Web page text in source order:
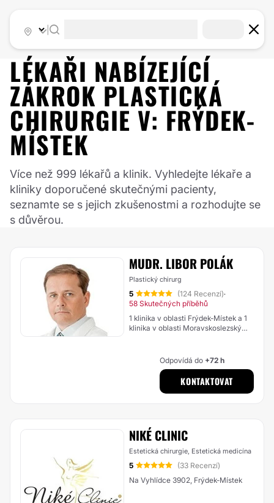
LÉKAŘI NABÍZEJÍCÍ
ZÁKROK PLASTICKÁ
CHIRURGIE V: FRÝDEK-
MÍSTEK
Více než 999 lékařů a klinik. Vyhledejte lékaře a
kliniky doporučené skutečnými pacienty,
seznamte se s jejich zkušenostmi a rozhodujte se
s důvěrou.
MUDR. LIBOR POLÁK
Plastický chirurg
5 (124 Recenzí)·
58 Skutečných příběhů
1 klinika v oblasti Frýdek-Místek a 1
klinika v oblasti Moravskoslezský
Odpovídá do +72 h
KONTAKTOVAT
NIKÉ CLINIC
Estetická chirurgie, Estetická medicína
5
(33 Recenzí)
Na Vyhlídce 3902, Frýdek-Místek